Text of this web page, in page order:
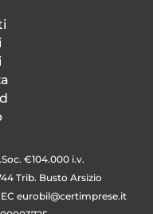
€104.000 i.v.
Trib. Busto Arsizio
eurobil@certimprese.it